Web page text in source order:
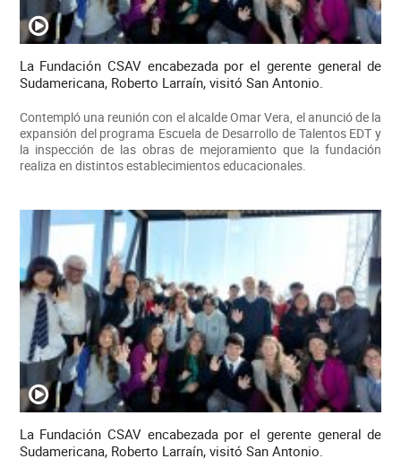
La Fundación CSAV encabezada por el gerente general de
Sudamericana, Roberto Larraín, visitó San Antonio.
Contempló una reunión con el alcalde Omar Vera, el anunció de la
expansión del programa Escuela de Desarrollo de Talentos EDT y
la inspección de las obras de mejoramiento que la fundación
realiza en distintos establecimientos educacionales.
La Fundación CSAV encabezada por el gerente general de
Sudamericana, Roberto Larraín, visitó San Antonio.